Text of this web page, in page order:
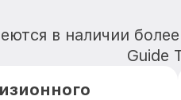
в наличии
Guide